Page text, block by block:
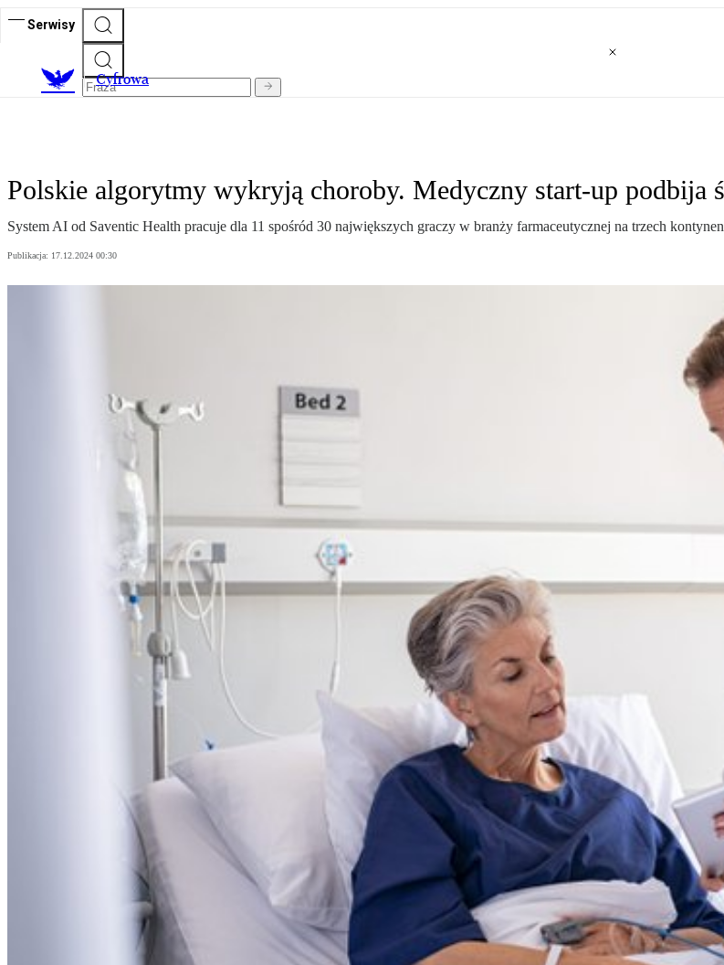
Serwisy
Cyfrowa
Polskie algorytmy wykryją choroby. Medyczny start-up podbija
System AI od Saventic Health pracuje dla 11 spośród 30 największych graczy w branży farmaceutycznej na trzech
Publikacja: 17.12.2024 00:30